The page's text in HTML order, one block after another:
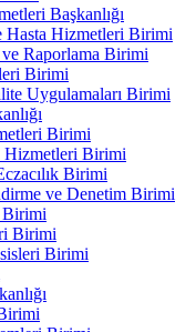
Başkanlığı
Hasta Hizmetleri Birimi
Raporlama Birimi
Birimi
Uygulamaları Birimi
Birimi
Hizmetleri Birimi
Birimi
ve Denetim Birimi
Birimi
Birimi
Birimi